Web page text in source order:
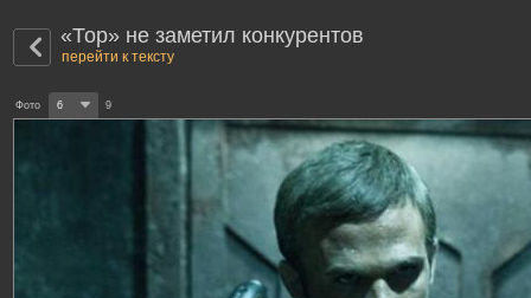
«Тор» не заметил конкурентов
перейти к тексту
Фото 6 9